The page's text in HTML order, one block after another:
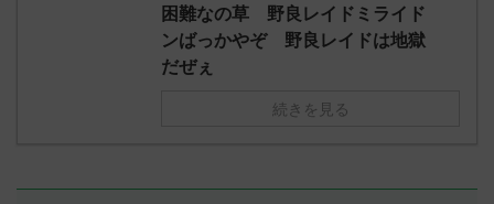
決めた！ (ﾜ
困難なの草 野良レイドミライド
ンばっかやぞ 野良レイドは地獄
だぜぇ
続きを見る